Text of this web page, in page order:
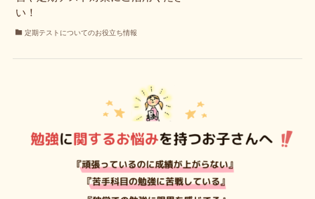
い！
定期テストについてのお役立ち情報